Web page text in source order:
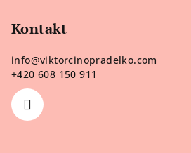
Kontakt
info@viktorcinopradelko.com
+420 608 150 911